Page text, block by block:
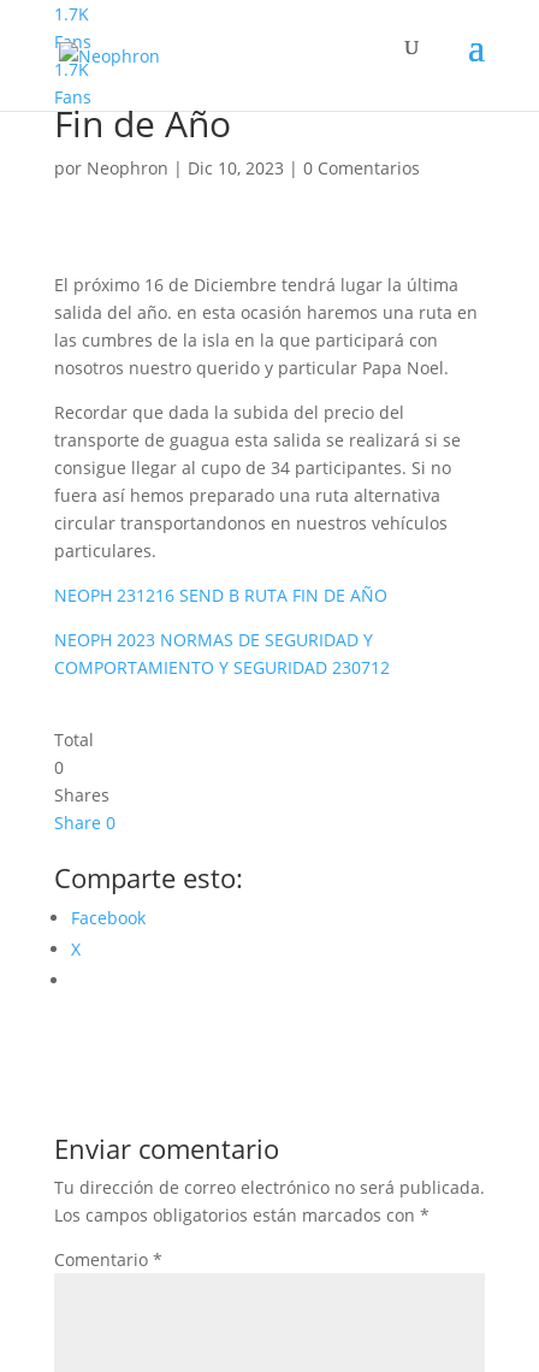
1.7K
Fans
1.7K
Fans
Senderismo Básico Salida
Fin de Año
por Neophron | Dic 10, 2023 | 0 Comentarios
El próximo 16 de Diciembre tendrá lugar la última
salida del año. en esta ocasión haremos una ruta en
las cumbres de la isla en la que participará con
nosotros nuestro querido y particular Papa Noel.
Recordar que dada la subida del precio del
transporte de guagua esta salida se realizará si se
consigue llegar al cupo de 34 participantes. Si no
fuera así hemos preparado una ruta alternativa
circular transportandonos en nuestros vehículos
particulares.
NEOPH 231216 SEND B RUTA FIN DE AÑO
NEOPH 2023 NORMAS DE SEGURIDAD Y
COMPORTAMIENTO Y SEGURIDAD 230712
Total
0
Shares
Share 0
Comparte esto:
Facebook
X
Enviar comentario
Tu dirección de correo electrónico no será publicada.
Los campos obligatorios están marcados con *
Comentario *